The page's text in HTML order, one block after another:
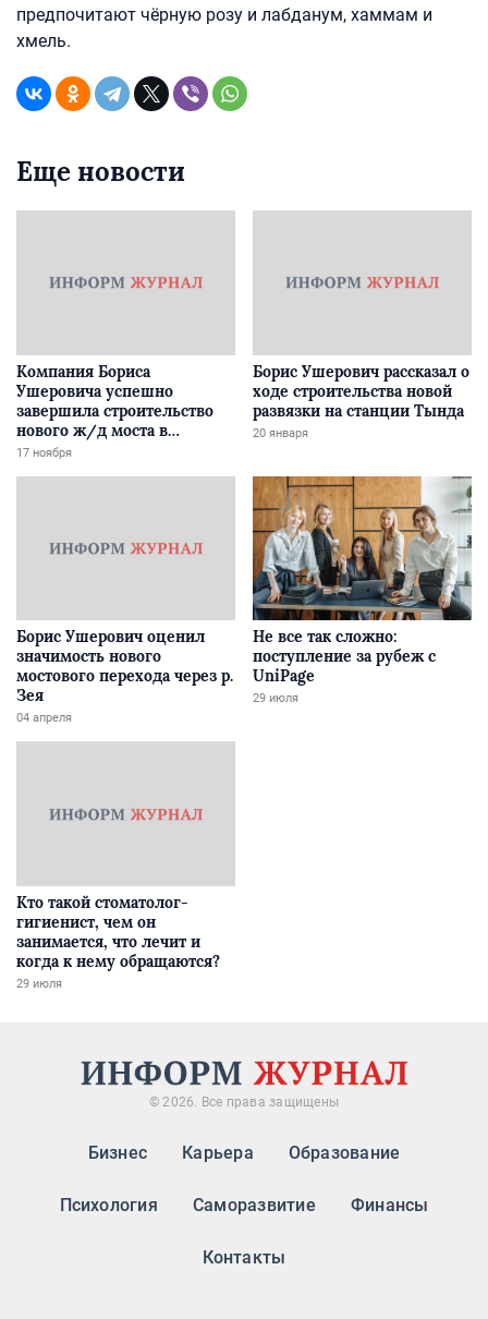
предпочитают чёрную розу и лабданум, хаммам и
хмель.
Еще новости
Компания Бориса
Ушеровича успешно
завершила строительство
нового ж/д моста в
Забайкалье
17 ноября
Борис Ушерович рассказал о
ходе строительства новой
развязки на станции Тында
20 января
Борис Ушерович оценил
значимость нового
мостового перехода через р.
Зея
04 апреля
Не все так сложно:
поступление за рубеж с
UniPage
29 июля
Кто такой стоматолог-
гигиенист, чем он
занимается, что лечит и
когда к нему обращаются?
29 июля
© 2026. Все права защищены
Бизнес Карьера Образование
Психология Саморазвитие Финансы
Контакты